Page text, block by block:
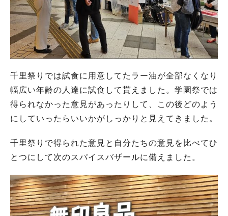
千里祭りでは試食に用意してたラー油が全部なくなり
幅広い年齢の人達に試食して貰えました。学園祭では
得られなかった意見があったりして、この後どのよう
にしていったらいいかがしっかりと見えてきました。
千里祭りで得られた意見と自分たちの意見を比べてひ
とつにして次のスパイスバザールに備えました。